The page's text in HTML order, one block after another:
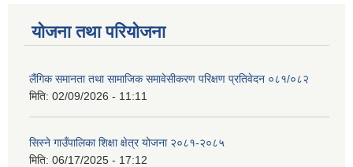
योजना तथा परियोजना
लैंगिक समानता तथा सामाजिक समावेसीकरण परिक्षण प्रतिवेदन ०८१/०८२
मिति: 02/09/2026 - 11:11
सिस्ने गाउँपालिका शिक्षा क्षेत्र योजना २०८१-२०८५
मिति: 06/17/2025 - 17:12